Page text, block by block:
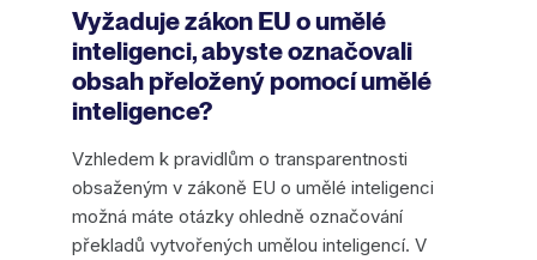
Vyžaduje zákon EU o umělé
inteligenci, abyste označovali
obsah přeložený pomocí umělé
inteligence?
Vzhledem k pravidlům o transparentnosti
obsaženým v zákoně EU o umělé inteligenci
možná máte otázky ohledně označování
překladů vytvořených umělou inteligencí. V